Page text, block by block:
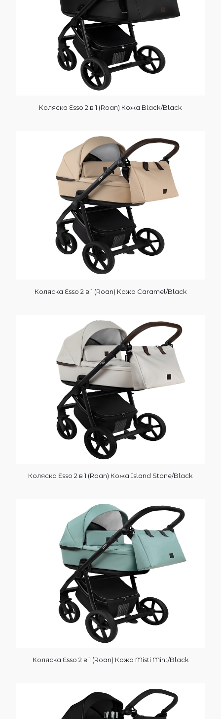
Коляска Esso 2 в 1 (Roan) Кожа Black/Black
Коляска Esso 2 в 1 (Roan) Кожа Caramel/Black
Коляска Esso 2 в 1 (Roan) Кожа Island Stone/Black
Коляска Esso 2 в 1 (Roan) Кожа Misti Mint/Black